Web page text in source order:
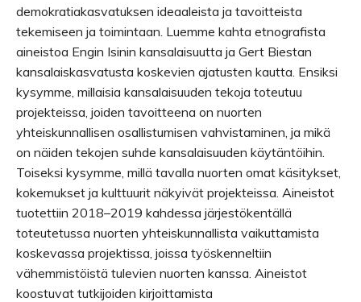
demokratiakasvatuksen ideaaleista ja tavoitteista
tekemiseen ja toimintaan. Luemme kahta etnografista
aineistoa Engin Isinin kansalaisuutta ja Gert Biestan
kansalaiskasvatusta koskevien ajatusten kautta. Ensiksi
kysymme, millaisia kansalaisuuden tekoja toteutuu
projekteissa, joiden tavoitteena on nuorten
yhteiskunnallisen osallistumisen vahvistaminen, ja mikä
on näiden tekojen suhde kansalaisuuden käytäntöihin.
Toiseksi kysymme, millä tavalla nuorten omat käsitykset,
kokemukset ja kulttuurit näkyivät projekteissa. Aineistot
tuotettiin 2018–2019 kahdessa järjestökentällä
toteutetussa nuorten yhteiskunnallista vaikuttamista
koskevassa projektissa, joissa työskenneltiin
vähemmistöistä tulevien nuorten kanssa. Aineistot
koostuvat tutkijoiden kirjoittamista